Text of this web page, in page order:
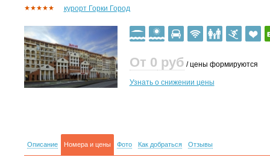
курорт Горки Город
От 0 руб / цены формируются
Узнать о снижении цены
Описание Номера и цены Фото Как добраться Отзывы